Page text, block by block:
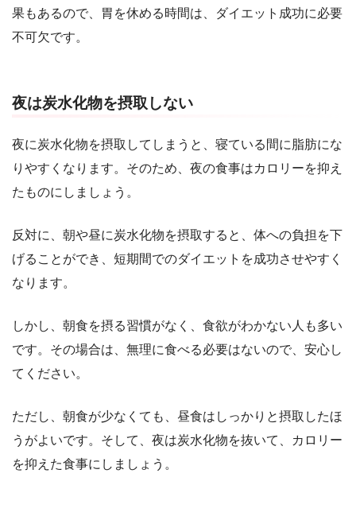
果もあるので、胃を休める時間は、ダイエット成功に必要
不可欠です。
夜は炭水化物を摂取しない
夜に炭水化物を摂取してしまうと、寝ている間に脂肪にな
りやすくなります。そのため、夜の食事はカロリーを抑え
たものにしましょう。
反対に、朝や昼に炭水化物を摂取すると、体への負担を下
げることができ、短期間でのダイエットを成功させやすく
なります。
しかし、朝食を摂る習慣がなく、食欲がわかない人も多い
です。その場合は、無理に食べる必要はないので、安心し
てください。
ただし、朝食が少なくても、昼食はしっかりと摂取したほ
うがよいです。そして、夜は炭水化物を抜いて、カロリー
を抑えた食事にしましょう。